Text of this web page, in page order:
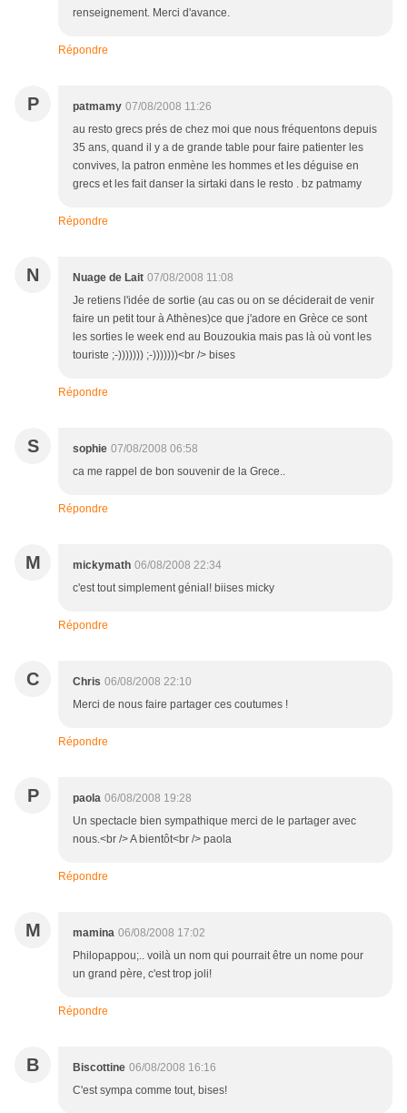
renseignement. Merci d'avance.
Répondre
P patmamy 07/08/2008 11:26
au resto grecs prés de chez moi que nous fréquentons depuis
35 ans, quand il y a de grande table pour faire patienter les
convives, la patron enmène les hommes et les déguise en
grecs et les fait danser la sirtaki dans le resto . bz patmamy
Répondre
N Nuage de Lait 07/08/2008 11:08
Je retiens l'idée de sortie (au cas ou on se déciderait de venir
faire un petit tour à Athènes)ce que j'adore en Grèce ce sont
les sorties le week end au Bouzoukia mais pas là où vont les
touriste ;-))))))) ;-)))))))<br /> bises
Répondre
S sophie 07/08/2008 06:58
ca me rappel de bon souvenir de la Grece..
Répondre
M mickymath 06/08/2008 22:34
c'est tout simplement génial! biises micky
Répondre
C Chris 06/08/2008 22:10
Merci de nous faire partager ces coutumes !
Répondre
P paola 06/08/2008 19:28
Un spectacle bien sympathique merci de le partager avec
nous.<br /> A bientôt<br /> paola
Répondre
M mamina 06/08/2008 17:02
Philopappou;.. voilà un nom qui pourrait être un nome pour
un grand père, c'est trop joli!
Répondre
B Biscottine 06/08/2008 16:16
C'est sympa comme tout, bises!